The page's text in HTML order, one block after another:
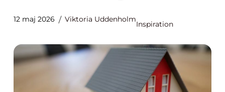
12 maj 2026 Viktoria Uddenholm
Inspiration